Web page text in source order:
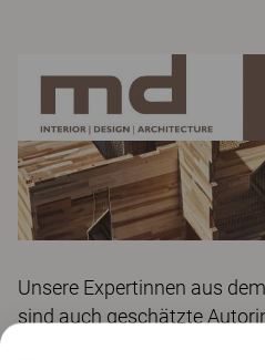
Unsere Expertinnen aus
sind auch geschätzte
jetzt im Holzspecial der